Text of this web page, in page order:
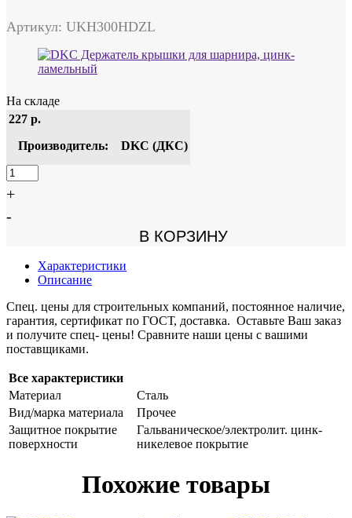
Артикул: UKH300HDZL
На складе
227 р.
Производитель:
DKC (ДКС)
+
-
В КОРЗИНУ
Характеристики
Описание
Спец. цены для строительных компаний, постоянное наличие,
гарантия, сертификат по ГОСТ, доставка. Оставьте Ваш заказ
и получите спец- цены! Сравните наши цены с вашими
поставщиками.
Все характеристики
Материал
Сталь
Вид/марка материала
Прочее
Защитное покрытие
поверхности
Гальваническое/электролит. цинк-
никелевое покрытие
Похожие товары